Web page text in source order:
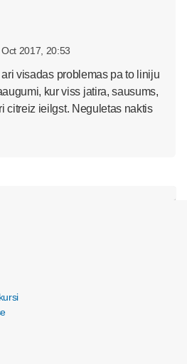
2017, 20:53
ari visadas problemas pa to liniju
kur viss jatira, sausums,
citreiz ieilgst. Neguletas naktis